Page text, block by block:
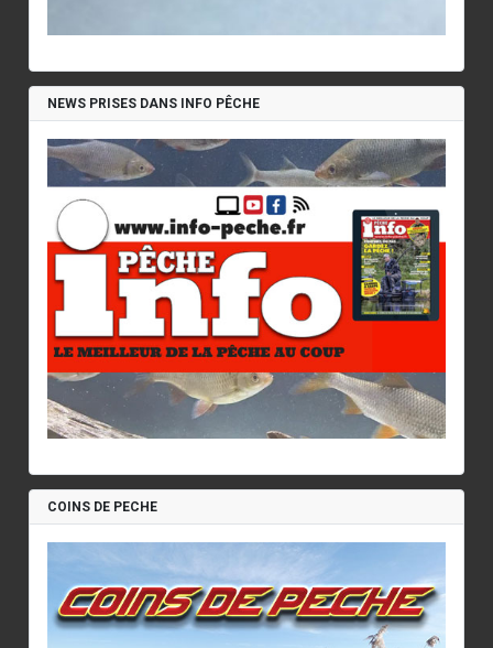
NEWS PRISES DANS INFO PÊCHE
COINS DE PECHE